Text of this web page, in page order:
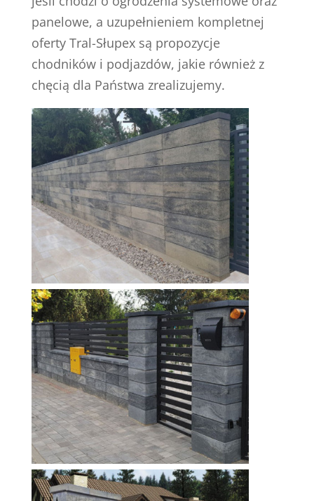
panelowe, a uzupełnieniem kompletnej
oferty Tral-Słupex są propozycje
chodników i podjazdów, jakie również z
chęcią dla Państwa zrealizujemy.